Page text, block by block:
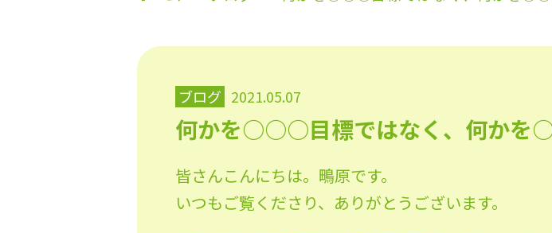
ブログ 2021.05.07
何かを○○○目標ではなく、何かを
皆さんこんにちは。鴫原です。
いつもご覧くださり、ありがとうございます。